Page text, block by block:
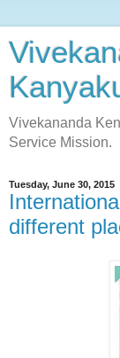
Vivekananda
Service Mission.
Tuesday, June 30, 2015
different